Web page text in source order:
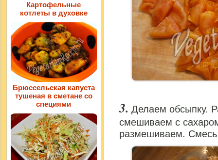
Делаем обсыпку.
смешиваем с
размешиваем.
Картофельные
котлеты в духовке
Брюссельская капуста
тушеная в сметане со
специями